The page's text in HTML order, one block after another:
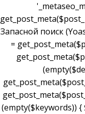
Запасной поиск
=
(empty($keywords)) {